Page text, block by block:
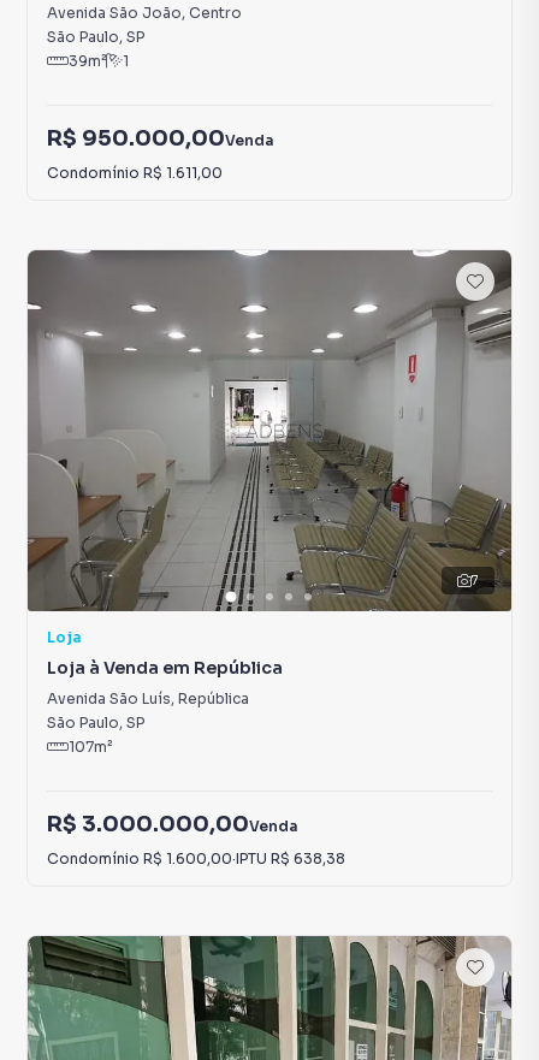
Avenida São João, Centro
São Paulo, SP
39m² 1
R$ 950.000,00Venda
Condomínio R$ 1.611,00
7
Loja
Loja à Venda em República
Avenida São Luís, República
São Paulo, SP
107m²
R$ 3.000.000,00Venda
Condomínio R$ 1.600,00·IPTU R$ 638,38